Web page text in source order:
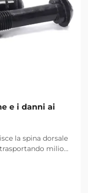
e i danni ai
la spina dorsale
milioni
che garantiscono
i chiodi ferroviari